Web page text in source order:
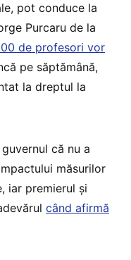
pot conduce la
Purcaru de la
de profesori vor
pe săptămână,
la dreptul la
că nu a
măsurilor
iar premierul și
când afirmă